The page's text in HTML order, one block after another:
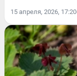
15 апреля, 2026, 17:20